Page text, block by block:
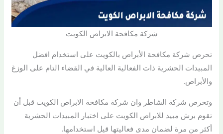
شركة مكافحة الابراص الكويت
تحرص شركة مكافحة الأبراص بالكويت على استخدام افضل
المبيدات الحشرية ذات الفعالية العالية في القضاء التام على الوزغ
والأبراص.
وتحرص شركة الشاطر وان شركة مكافحة الابراص الكويت قبل أن
تقوم برش مبيد للابراص الكويت على اختبار المبيدات الحشرية
أكثر من مرة لضمان مدى فعاليتها قيل استخدامها.